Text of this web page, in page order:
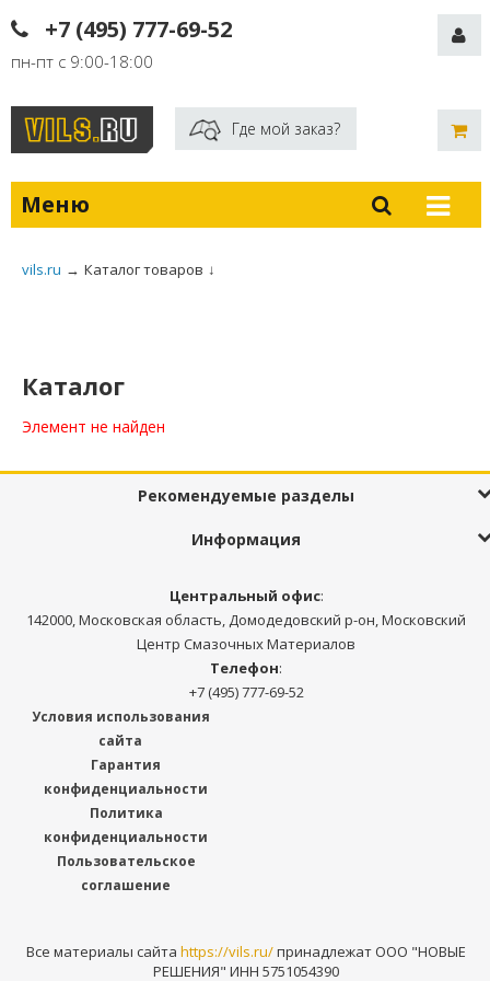
+7 (495) 777-69-52
пн-пт с 9:00-18:00
Где мой заказ?
Меню
vils.ru → Каталог товаров ↓
Каталог
Элемент не найден
Рекомендуемые разделы
Информация
Центральный офис:
142000, Московская область, Домодедовский р-он, Московский
Центр Смазочных Материалов
Телефон:
+7 (495) 777-69-52
Условия использования
сайта
Гарантия
конфиденциальности
Политика
конфиденциальности
Пользовательское
соглашение
Все материалы сайта https://vils.ru/принадлежат ООО "НОВЫЕ
РЕШЕНИЯ" ИНН 5751054390